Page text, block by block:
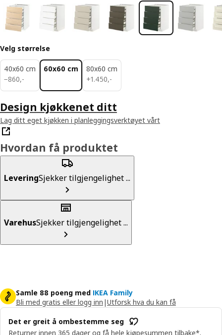
Velg størrelse
40x60 cm
−860,-
860,-
60x60 cm
80x60 cm
+1.450,-
1450,-
Design kjøkkenet ditt
Lag ditt eget kjøkken i planleggingsverktøyet vårt
Hvordan få produktet
LeveringSjekker tilgjengelighet ...
VarehusSjekker tilgjengelighet ...
Samle 88 poeng med IKEA Family
Bli med gratis eller logg inn |Utforsk hva du kan få
Det er greit å ombestemme seg
Returner innen 365 dager og få hele kjøpesummen tilbake*.